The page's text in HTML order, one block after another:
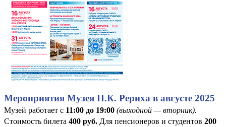
Мероприятия Музея Н.К. Рериха в августе 2025
Музей работает с 11:00 до 19:00 (выходной — вторник).
Стоимость билета 400 руб. Для пенсионеров и студентов 200